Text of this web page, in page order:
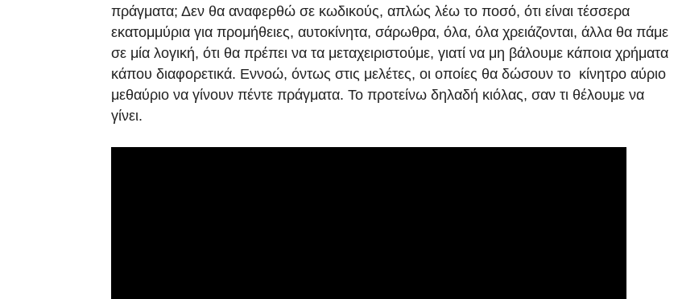
πράγματα; Δεν θα αναφερθώ σε κωδικούς, απλώς λέω το ποσό, ότι είναι τέσσερα
εκατομμύρια για προμήθειες, αυτοκίνητα, σάρωθρα, όλα, όλα χρειάζονται, άλλα θα πάμε
σε μία λογική, ότι θα πρέπει να τα μεταχειριστούμε, γιατί να μη βάλουμε κάποια χρήματα
κάπου διαφορετικά. Εννοώ, όντως στις μελέτες, οι οποίες θα δώσουν το κίνητρο αύριο
μεθαύριο να γίνουν πέντε πράγματα. Το προτείνω δηλαδή κιόλας, σαν τι θέλουμε να
γίνει.